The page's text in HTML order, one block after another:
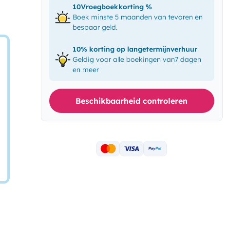
10Vroegboekkorting %
Boek minste 5 maanden van tevoren en
bespaar geld.
10% korting op langetermijnverhuur
Geldig voor alle boekingen van7 dagen
en meer
Beschikbaarheid controleren